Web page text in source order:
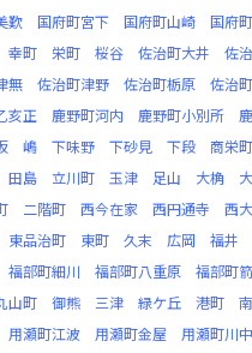
歎 国府町宮下 国府町山崎 国府
幸町 栄町 桜谷 佐治町大井 佐
無 佐治町津野 佐治町栃原 佐治
亥正 鹿野町河内 鹿野町小別所
嶋 下味野 下砂見 下段 商栄町
田島 立川町 玉津 足山 大桷
二階町 西今在家 西円通寺 西
東品治町 東町 久末 広岡 福井
福部町細川 福部町八重原 福部町
山町 御熊 三津 緑ケ丘 港町
用瀬町江波 用瀬町金屋 用瀬町川中